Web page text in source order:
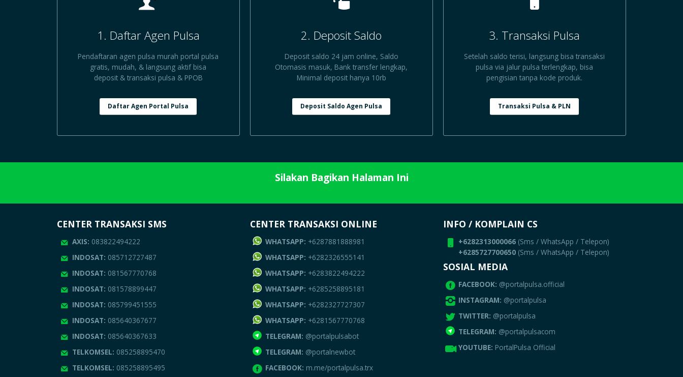
1. Daftar Agen Pulsa
Pendaftaran agen pulsa murah portal pulsa
gratis, mudah, & langsung aktif bisa
deposit & transaksi pulsa & PPOB
Daftar Agen Portal Pulsa
2. Deposit Saldo
Deposit saldo 24 jam online, Saldo
Otomasis masuk, Bank transfer lengkap,
Minimal deposit hanya 10rb
Deposit Saldo Agen Pulsa
3. Transaksi Pulsa
Setelah saldo terisi, langsung bisa transaksi
pulsa via jalur pulsa terlengkap, bisa
pengisian tanpa kode produk.
Transaksi Pulsa & PLN
Silakan Bagikan Halaman Ini
CENTER TRANSAKSI SMS
AXIS: 083822494222
INDOSAT: 085712727487
INDOSAT: 081567770768
INDOSAT: 081578899447
INDOSAT: 085799451555
INDOSAT: 085640367677
INDOSAT: 085640367633
TELKOMSEL: 085258895470
TELKOMSEL: 085258895495
CENTER TRANSAKSI ONLINE
WHATSAPP: +6287881888981
WHATSAPP: +6282326555141
WHATSAPP: +6283822494222
WHATSAPP: +6285258895181
WHATSAPP: +6282327727307
WHATSAPP: +6281567770768
TELEGRAM: @portalpulsabot
TELEGRAM: @portalnewbot
FACEBOOK: m.me/portalpulsa.trx
INFO / KOMPLAIN CS
+6282313000066(Sms / WhatsApp / Telepon)
+6285727700650(Sms / WhatsApp / Telepon)
SOSIAL MEDIA
FACEBOOK: @portalpulsa.official
INSTAGRAM: @portalpulsa
TWITTER: @portalpulsa
TELEGRAM: @portalpulsacom
YOUTUBE: PortalPulsa Official